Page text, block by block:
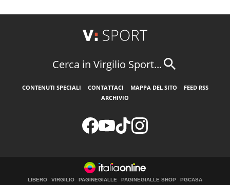
Cerca in Virgilio Sport...
CONTENUTI SPECIALI CONTATTACI MAPPA DEL SITO
FEED RSS
ARCHIVIO
LIBERO VIRGILIO PAGINEGIALLE PAGINEGIALLE SHOP PGCASA